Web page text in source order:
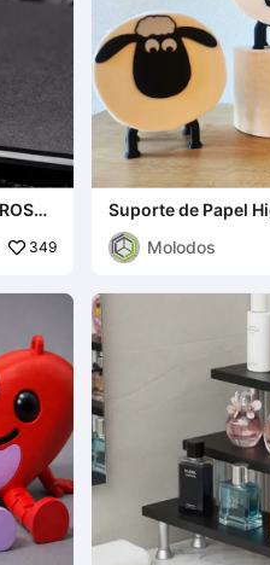
349
Suporte de Papel
Definitivo
Molodos